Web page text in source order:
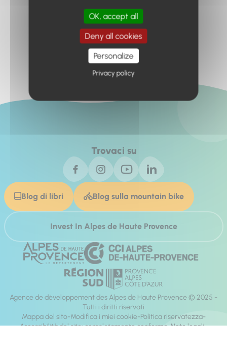
Retour à l'accueil
Trovaci su
Blog di libri Blog sulla mountain bike
Invest In Alpes de Haute Provence
Agence de développement des Alpes de Haute Provence © 2025 -
Tutti i diritti riservati
Mappa del sito Modifica i miei cookie Politica riservatezza
Accessibilità del sito: completamente conforme Note legali
OK, accept all
Deny all cookies
Personalize
Privacy policy